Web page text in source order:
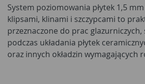
System poziomowania płytek 1,5
klipsami, klinami i szczypcami to
przeznaczone do prac glazurniczych,
podczas układania płytek
oraz innych okładzin wymagających
ustawienia. Produkt pomaga
wysokości między sąsiednimi